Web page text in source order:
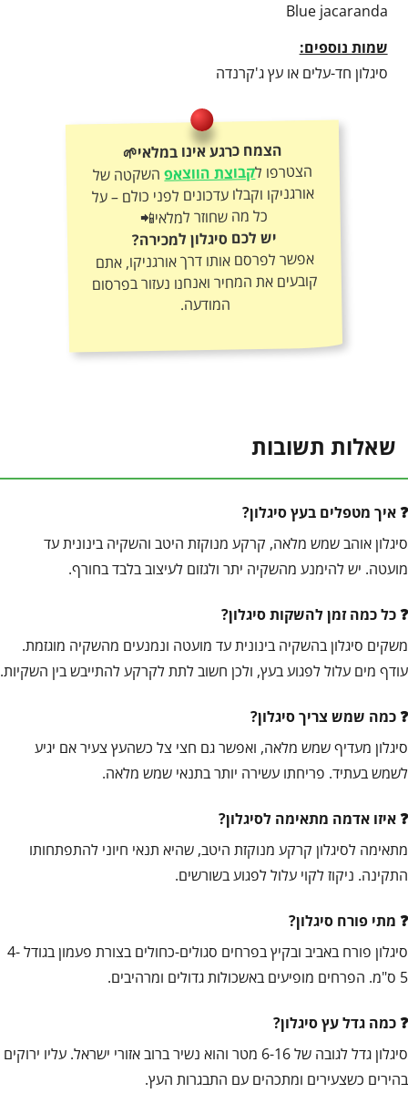
Blue jacaranda
שמות נוספים:
סיגלון חד-עלים או עץ ג'קרנדה
הצמח כרגע אינו במלאי🌱
הצטרפו לקבוצת הווצאפהשקטה של
אורגניקו וקבלו עדכונים לפני כולם – על
כל מה שחוזר למלאי📲
יש לכם סיגלון למכירה?
אפשר לפרסם אותו דרך אורגניקו, אתם
קובעים את המחיר ואנחנו נעזור בפרסום
המודעה.
שאלות תשובות
איך מטפלים בעץ סיגלון?
סיגלון אוהב שמש מלאה, קרקע מנוקזת היטב והשקיה בינונית עד
מועטה. יש להימנע מהשקיה יתר ולגזום לעיצוב בלבד בחורף.
כל כמה זמן להשקות סיגלון?
משקים סיגלון בהשקיה בינונית עד מועטה ונמנעים מהשקיה מוגזמת.
עודף מים עלול לפגוע בעץ, ולכן חשוב לתת לקרקע להתייבש בין השקיות.
כמה שמש צריך סיגלון?
סיגלון מעדיף שמש מלאה, ואפשר גם חצי צל כשהעץ צעיר אם יגיע
לשמש בעתיד. פריחתו עשירה יותר בתנאי שמש מלאה.
איזו אדמה מתאימה לסיגלון?
מתאימה לסיגלון קרקע מנוקזת היטב, שהיא תנאי חיוני להתפתחותו
התקינה. ניקוז לקוי עלול לפגוע בשורשים.
מתי פורח סיגלון?
סיגלון פורח באביב ובקיץ בפרחים סגולים-כחולים בצורת פעמון בגודל 4-
5 ס"מ. הפרחים מופיעים באשכולות גדולים ומרהיבים.
כמה גדל עץ סיגלון?
סיגלון גדל לגובה של 6-16 מטר והוא נשיר ברוב אזורי ישראל. עליו ירוקים
בהירים כשצעירים ומתכהים עם התבגרות העץ.